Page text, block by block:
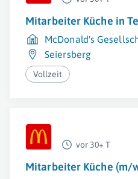
Mitarbeiter Küche in
McDonald's
Seiersberg
Vollzeit
vor 30+ T
Mitarbeiter Küche (m/